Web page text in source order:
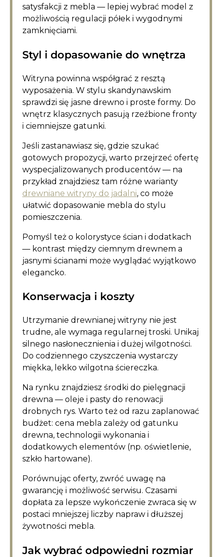
satysfakcji z mebla — lepiej wybrać model z
możliwością regulacji półek i wygodnymi
zamknięciami.
Styl i dopasowanie do wnętrza
Witryna powinna współgrać z resztą
wyposażenia. W stylu skandynawskim
sprawdzi się jasne drewno i proste formy. Do
wnętrz klasycznych pasują rzeźbione fronty
i ciemniejsze gatunki.
Jeśli zastanawiasz się, gdzie szukać
gotowych propozycji, warto przejrzeć ofertę
wyspecjalizowanych producentów — na
przykład znajdziesz tam różne warianty
drewniane witryny do jadalni, co może
ułatwić dopasowanie mebla do stylu
pomieszczenia.
Pomyśl też o kolorystyce ścian i dodatkach
— kontrast między ciemnym drewnem a
jasnymi ścianami może wyglądać wyjątkowo
elegancko.
Konserwacja i koszty
Utrzymanie drewnianej witryny nie jest
trudne, ale wymaga regularnej troski. Unikaj
silnego nasłonecznienia i dużej wilgotności.
Do codziennego czyszczenia wystarczy
miękka, lekko wilgotna ściereczka.
Na rynku znajdziesz środki do pielęgnacji
drewna — oleje i pasty do renowacji
drobnych rys. Warto też od razu zaplanować
budżet: cena mebla zależy od gatunku
drewna, technologii wykonania i
dodatkowych elementów (np. oświetlenie,
szkło hartowane).
Porównując oferty, zwróć uwagę na
gwarancję i możliwość serwisu. Czasami
dopłata za lepsze wykończenie zwraca się w
postaci mniejszej liczby napraw i dłuższej
żywotności mebla.
Jak wybrać odpowiedni rozmiar